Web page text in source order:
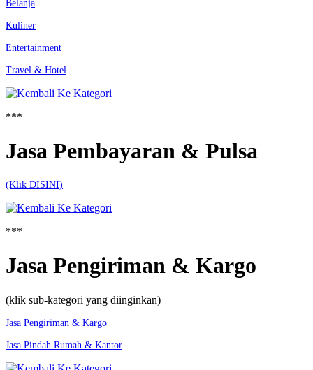
Belanja
Kuliner
Entertainment
Travel & Hotel
***
Jasa Pembayaran & Pulsa
(Klik DISINI)
***
Jasa Pengiriman & Kargo
(klik sub-kategori yang diinginkan)
Jasa Pengiriman & Kargo
Jasa Pindah Rumah & Kantor